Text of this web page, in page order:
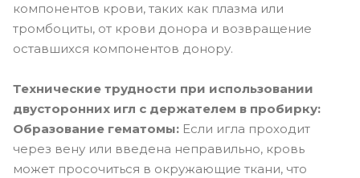
компонентов крови, таких как плазма или
тромбоциты, от крови донора и возвращение
оставшихся компонентов донору.
Технические трудности при использовании
двусторонних игл с держателем в пробирку:
Образование гематомы: Если игла проходит
через вену или введена неправильно, кровь
может просочиться в окружающие ткани, что